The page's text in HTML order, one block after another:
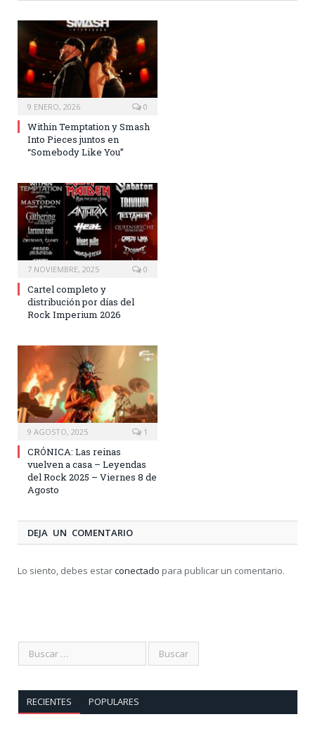
9 ENERO, 2026 0
Within Temptation y Smash
Into Pieces juntos en
“Somebody Like You”
7 NOVIEMBRE, 2025 0
Cartel completo y
distribución por días del
Rock Imperium 2026
9 AGOSTO, 2025 1
CRÓNICA: Las reinas
vuelven a casa – Leyendas
del Rock 2025 – Viernes 8 de
Agosto
DEJA UN COMENTARIO
Lo siento, debes estarconectado para publicar un comentario.
RECIENTES POPULARES